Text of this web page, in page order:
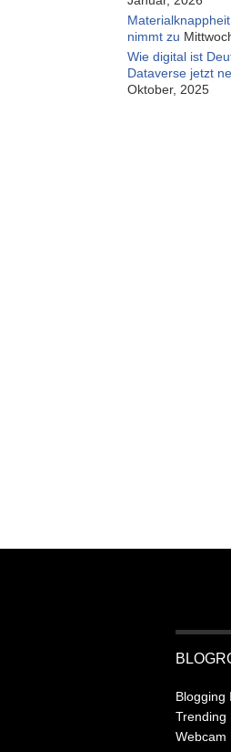
nimmt zu
Wie digital ist
Dataverse jetzt
Oktober, 2025
Blogging
Trending
Webcam